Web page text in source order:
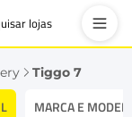
lojas
Tiggo 7
MARCA E